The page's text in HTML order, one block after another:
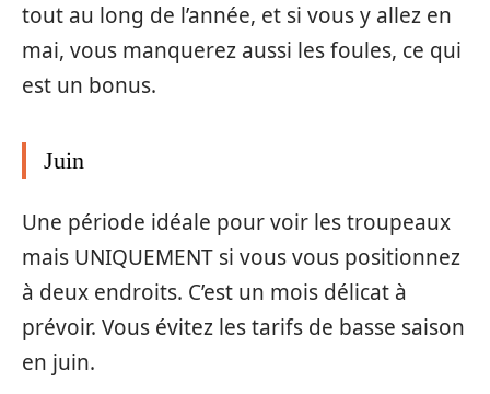
tout au long de l’année, et si vous y allez en
mai, vous manquerez aussi les foules, ce qui
est un bonus.
Juin
Une période idéale pour voir les troupeaux
mais UNIQUEMENT si vous vous positionnez
à deux endroits. C’est un mois délicat à
prévoir. Vous évitez les tarifs de basse saison
en juin.